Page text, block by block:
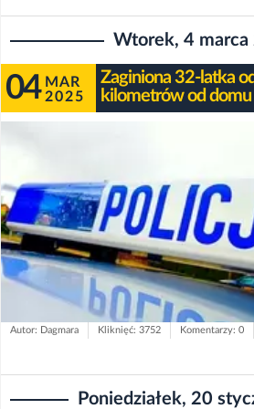
Wtorek, 4 marca
04 MAR
2025
Zaginiona 32-latka
kilometrów od domu
Autor: Dagmara Kliknięć: 3752 Komentarzy: 0
Poniedziałek, 20